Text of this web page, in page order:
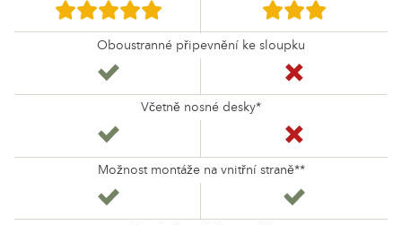
Oboustranné připevnění ke sloupku
Včetně nosné desky*
Možnost montáže na vnitřní straně**